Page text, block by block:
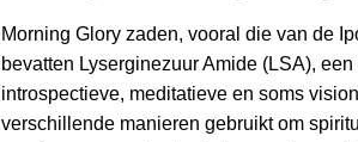
Morning Glory zaden, vooral die van de
bevatten Lyserginezuur Amide (LSA),
introspectieve, meditatieve en soms
verschillende manieren gebruikt om